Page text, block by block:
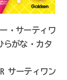
・サーティワ
がな・カタ
サーティワン